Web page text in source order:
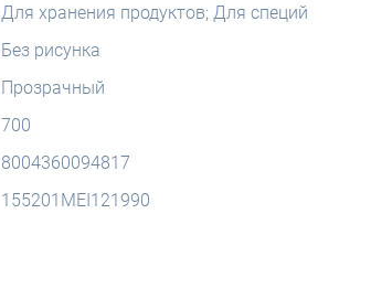
Для хранения продуктов; Для специй
Без рисунка
Прозрачный
700
8004360094817
155201MEI121990